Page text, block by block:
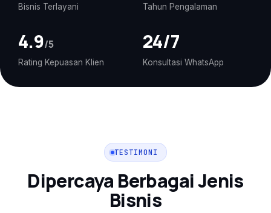
Bisnis Terlayani Tahun Pengalaman
4.9/5
Rating Kepuasan Klien
24/7
Konsultasi WhatsApp
TESTIMONI
Dipercaya Berbagai Jenis
Bisnis